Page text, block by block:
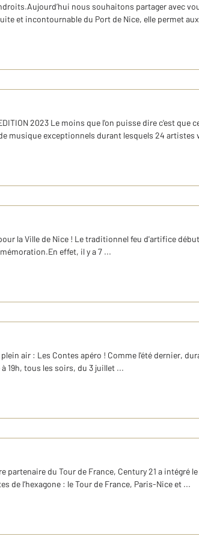
nous souhaitons partager avec
et incontournable du Port de Nice, elle permet
2023 Le moins que l'on puisse dire c'est
musique exceptionnels durant lesquels 24 artistes
la Ville de Nice ! Le traditionnel feu d'artifice
effet, il y a 7 ...
air : Les Contes apéro ! Comme l'été dernier,
19h, tous les soirs, du 3 juillet ...
partenaire du Tour de France, Century 21 a intégré
de l’hexagone : le Tour de France, Paris-Nice et ...